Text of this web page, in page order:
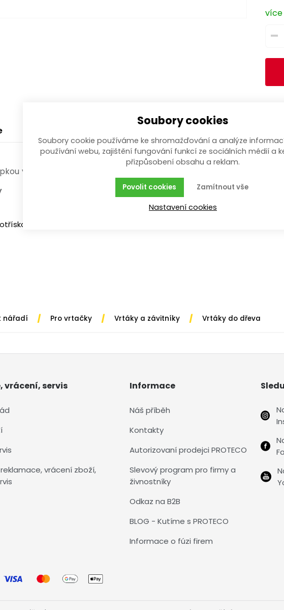
více
–
vhodný pro domácí i profi použití. Broušená centrovací špice
a překližka
nářadí / Pro vrtačky / Vrtáky a závitníky / Vrtáky do dřeva
vrácení, servis
vrácení zboží,
Informace
Náš příběh
Kontakty
Autorizovaní prodejci PROTECO
Slevový program pro firmy a
živnostníky
Odkaz na B2B
BLOG - Kutíme s PROTECO
Informace o fúzi firem
Soubory cookies
Soubory cookie používáme ke shromažďování a analýze
používání webu, zajištění fungování funkcí ze sociálních médií a
přizpůsobení obsahu a reklam.
Zamítnout vše
Povolit cookies
Nastavení cookies